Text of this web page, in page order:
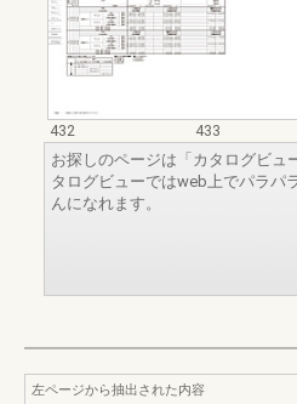
432
433
お探しのページは「カタログビュ
タログビューではweb上でパラパ
んになれます。
左ページから抽出された内容